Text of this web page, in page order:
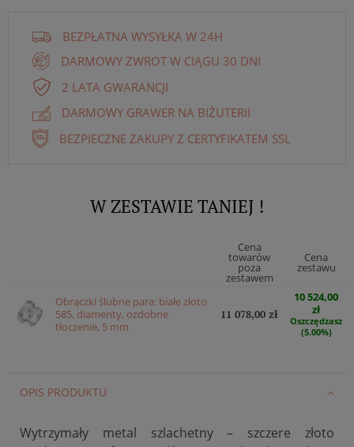
BEZPŁATNA WYSYŁKA W 24H
DARMOWY ZWROT W CIĄGU 30 DNI
2 LATA GWARANCJI
DARMOWY GRAWER NA BIŻUTERII
BEZPIECZNE ZAKUPY Z CERTYFIKATEM SSL
W ZESTAWIE TANIEJ !
Cena
towarów
poza
zestawem
Cena
zestawu
Obrączki ślubne para: białe złoto
585, diamenty, ozdobne
tłoczenie, 5 mm
11 078,00 zł
10 524,00
zł
Oszczędzasz
(5.00%)
OPIS PRODUKTU
Wytrzymały metal szlachetny – szczere złoto